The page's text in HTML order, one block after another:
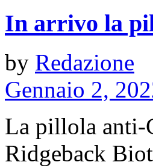
In arrivo la
by Redazione
Gennaio 2,
La pillola anti-
Ridgeback